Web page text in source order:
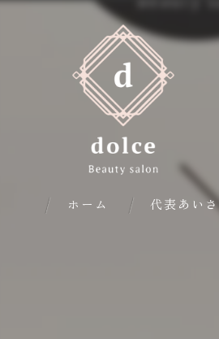
ホーム 代表あい